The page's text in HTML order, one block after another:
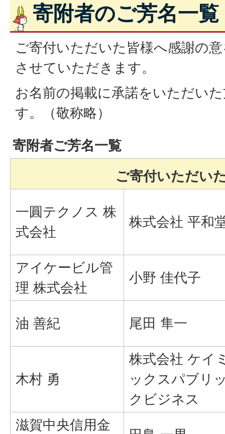
寄附者のご芳名一覧
ご寄付いただいた皆様へ感謝の
させていただきます。
お名前の掲載に承諾をいただい
す。（敬称略）
寄附者ご芳名一覧
ご寄付いただい
一圓テクノス 株
式会社
株式会社 平和
アイケービル管
理 株式会社
小野 佳代子
油 善紀 尾田 隼一
木村 勇
株式会社 ケイ
ックスパブリ
クビジネス
滋賀中央信用金